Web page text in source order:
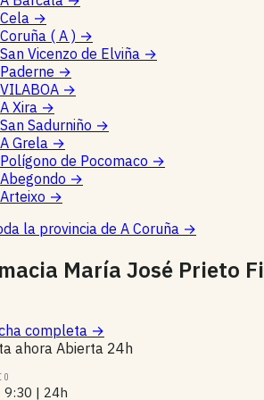
Cela →
Coruña ( A ) →
San Vicenzo de Elviña →
Paderne →
VILABOA →
A Xira →
San Sadurniño →
A Grela →
Polígono de Pocomaco →
Abegondo →
Arteixo →
la provincia de A Coruña →
María José Prieto
completa →
ahora Abierta 24h
9:30 | 24h